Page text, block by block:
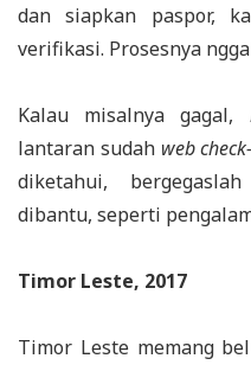
dan siapkan paspor,
verifikasi. Prosesnya
Kalau misalnya gagal,
lantaran sudah web
diketahui,
dibantu, seperti
Timor Leste, 2017
Timor Leste memang